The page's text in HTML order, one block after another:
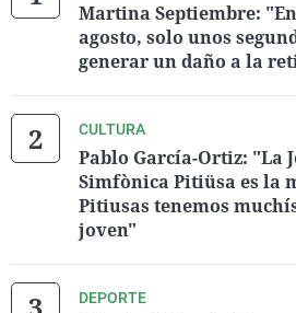
Martina Septiembre:
agosto, solo unos
generar un daño a la
CULTURA
Pablo García-Ortiz: "La
Simfònica Pitiüsa es la
Pitiusas tenemos
joven"
DEPORTE